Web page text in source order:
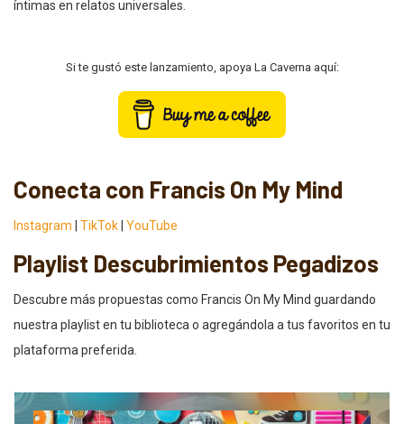
íntimas en relatos universales.
Si te gustó este lanzamiento, apoya La Caverna aquí:
Conecta con Francis On My Mind
Instagram TikTok YouTube
Playlist Descubrimientos Pegadizos
Descubre más propuestas como Francis On My Mind guardando
nuestra playlist en tu biblioteca o agregándola a tus favoritos en tu
plataforma preferida.